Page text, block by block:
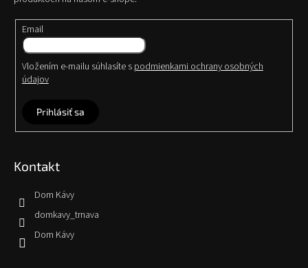
Email
Vložením e-mailu súhlasíte s podmienkami ochrany osobných
údajov
Prihlásiť sa
Kontakt
Dom Kávy
domkavy_trnava
Dom Kávy